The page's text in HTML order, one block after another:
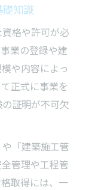
知識
格や許可が必
業の登録や建
や内容によっ
正式に事業を
証明が不可欠
「建築施工管
管理や工程管
取得には、一